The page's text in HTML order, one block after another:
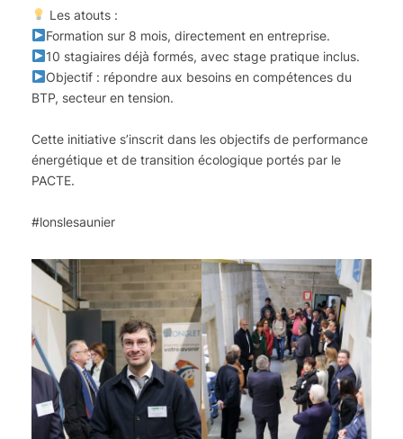
Les atouts :
Formation sur 8 mois, directement en entreprise.
10 stagiaires déjà formés, avec stage pratique inclus.
Objectif : répondre aux besoins en compétences du
BTP, secteur en tension.
Cette initiative s’inscrit dans les objectifs de performance
énergétique et de transition écologique portés par le
PACTE.
#lonslesaunier